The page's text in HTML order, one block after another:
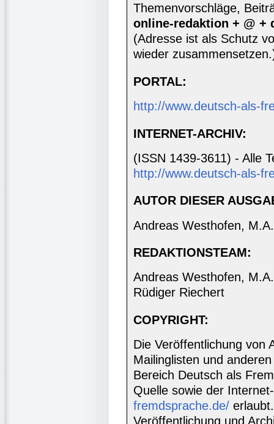
Themenvorschläge,
online-redaktion + @ +
(Adresse ist als Schutz
wieder
PORTAL:
http://www.deutsch-als-
INTERNET-ARCHIV:
(ISSN 1439-3611) - Alle
http://www.deutsch-als-
AUTOR DIESER
Andreas Westhofen, M.A.
REDAKTIONSTEAM:
Andreas Westhofen,
Rüdiger Riechert
COPYRIGHT:
Die Veröffentlichung von
Mailinglisten und
Bereich Deutsch als
Quelle sowie der
fremdsprache.de/
Veröffentlichung und